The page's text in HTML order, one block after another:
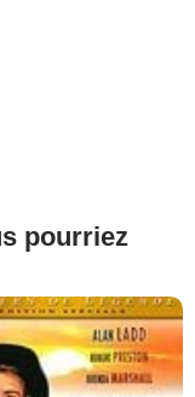
pourriez